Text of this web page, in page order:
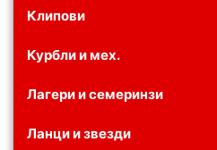
Клипови
Курбли и мех.
Лагери и семеринзи
Ланци и звезди